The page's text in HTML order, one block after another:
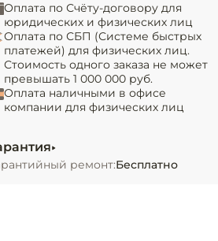
Оплата по Счёту-договору для
юридических и физических лиц
Оплата по СБП (Системе быстрых
платежей) для физических лиц.
Стоимость одного заказа не может
превышать 1 000 000 руб.
Оплата наличными в офисе
компании для физических лиц
ремонт:Бесплатно